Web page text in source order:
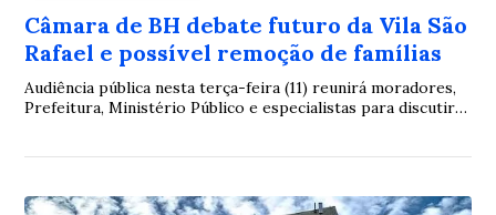
Câmara de BH debate futuro da Vila São
Rafael e possível remoção de famílias
Audiência pública nesta terça-feira (11) reunirá moradores,
Prefeitura, Ministério Público e especialistas para discutir